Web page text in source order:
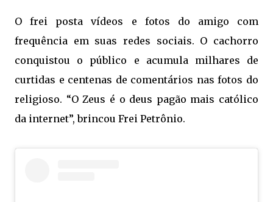
O frei posta vídeos e fotos do amigo com
frequência em suas redes sociais. O cachorro
conquistou o público e acumula milhares de
curtidas e centenas de comentários nas fotos do
religioso. “O Zeus é o deus pagão mais católico
da internet”, brincou Frei Petrônio.